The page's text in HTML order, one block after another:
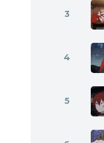
3
4
5